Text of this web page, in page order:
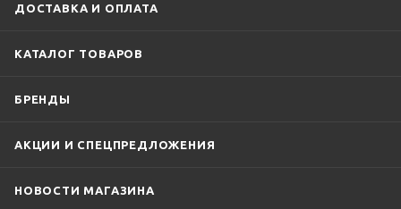
Lemark Rav Slezak
ДОСТАВКА И ОПЛАТА
КАТАЛОГ ТОВАРОВ
БРЕНДЫ
АКЦИИ И СПЕЦПРЕДЛОЖЕНИЯ
НОВОСТИ МАГАЗИНА